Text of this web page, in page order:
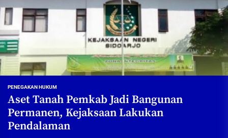
PENEGAKAN HUKUM
Aset Tanah Pemkab Jadi Bangunan
Permanen, Kejaksaan Lakukan
Pendalaman